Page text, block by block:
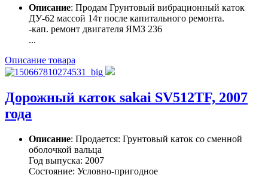
Описание: Продам Грунтовый вибрационный каток
ДУ-62 массой 14т после капитального ремонта.
-кап. ремонт двигателя ЯМЗ 236
...
Описание товара
Дорожный каток sakai SV512TF, 2007
года
Описание: Продается: Грунтовый каток со сменной
оболочкой вальца
Год выпуска: 2007
Состояние: Условно-пригодное